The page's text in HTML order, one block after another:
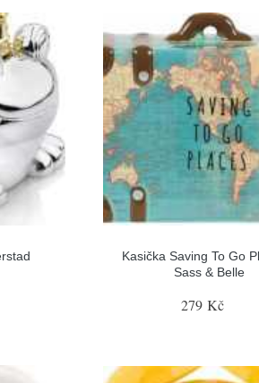
Kasička Saving To Go
Sass & Belle
279 Kč